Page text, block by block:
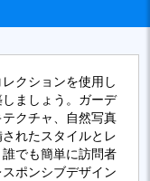
クションを使用し
ましょう。ガーデ
クチャ、自然写真
れたスタイルとレ
でも簡単に訪問者
ポンシブデザイン